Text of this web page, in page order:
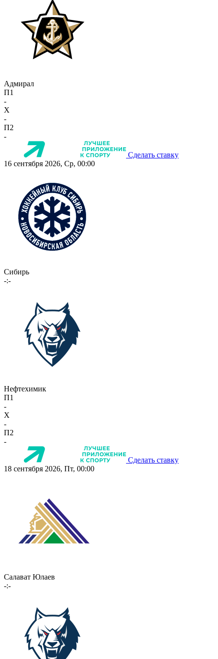
Адмирал
П1
-
X
-
П2
-
Сделать ставку
16 сентября 2026, Ср, 00:00
Сибирь
-:-
Нефтехимик
П1
-
X
-
П2
-
Сделать ставку
18 сентября 2026, Пт, 00:00
Салават Юлаев
-:-